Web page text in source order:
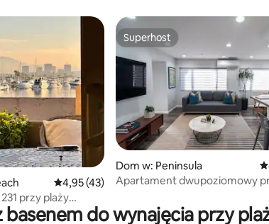
89
Średnia ocena: 4,95 na 5, liczba recenzji: 43
4,95 (43)
przy plaży
widok
Superhost
Superhost
Dom w: Peninsula
Apartament dwupoziomowy
dachu
basenem do wynajęcia przy